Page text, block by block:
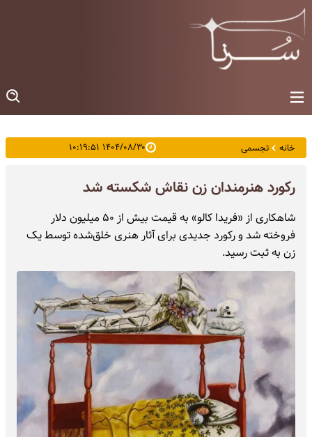
خانه تجسمی ۱۴۰۴/۰۸/۳۰ ۱۰:۱۹:۵۱
رکورد هنرمندان زن نقاش شکسته شد
شاهکاری از «فریدا کالو» به قیمت بیش از ۵۰ میلیون دلار
فروخته شد و رکورد جدیدی برای آثار هنری خلق‌شده توسط یک
زن به ثبت رسید.